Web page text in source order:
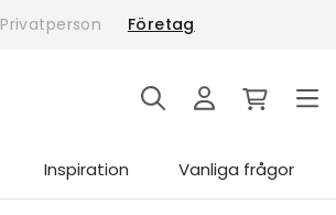
Privatperson Företag
Inspiration Vanliga frågor